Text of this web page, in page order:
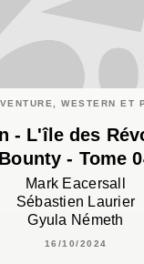
WESTERN ET
- L'île des
Bounty - Tome
Mark Eacersall
Sébastien Laurier
Gyula Németh
16/10/2024